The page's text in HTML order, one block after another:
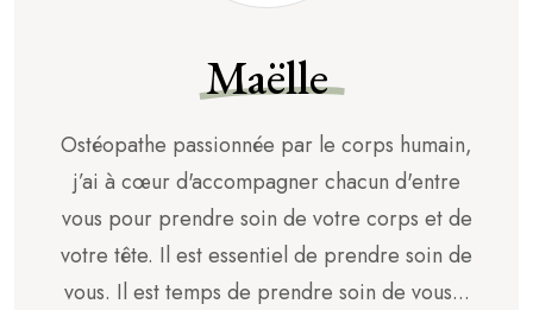
Maëlle
Ostéopathe passionnée par le corps humain,
j’ai à cœur d'accompagner chacun d'entre
vous pour prendre soin de votre corps et de
votre tête. Il est essentiel de prendre soin de
vous. Il est temps de prendre soin de vous...